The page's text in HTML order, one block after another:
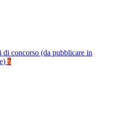
di concorso (da pubblicare in
7